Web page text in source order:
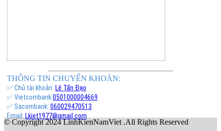
THÔNG TIN CHUYỂN KHOẢN:
✅ Chủ tài khoản: Lê Tấn Đạo
✅ Vietcombank:0501000004669
✅ Sacombank: 060029470513
Email: Lkiet1977@gmail.com
© Copyright 2024 LinhKienNamViet .All Rights Reserved